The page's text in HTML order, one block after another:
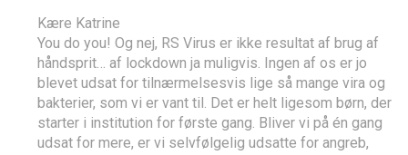
Kære Katrine
You do you! Og nej, RS Virus er ikke resultat af brug af
håndsprit… af lockdown ja muligvis. Ingen af os er jo
blevet udsat for tilnærmelsesvis lige så mange vira og
bakterier, som vi er vant til. Det er helt ligesom børn, der
starter i institution for første gang. Bliver vi på én gang
udsat for mere, er vi selvfølgelig udsatte for angreb,